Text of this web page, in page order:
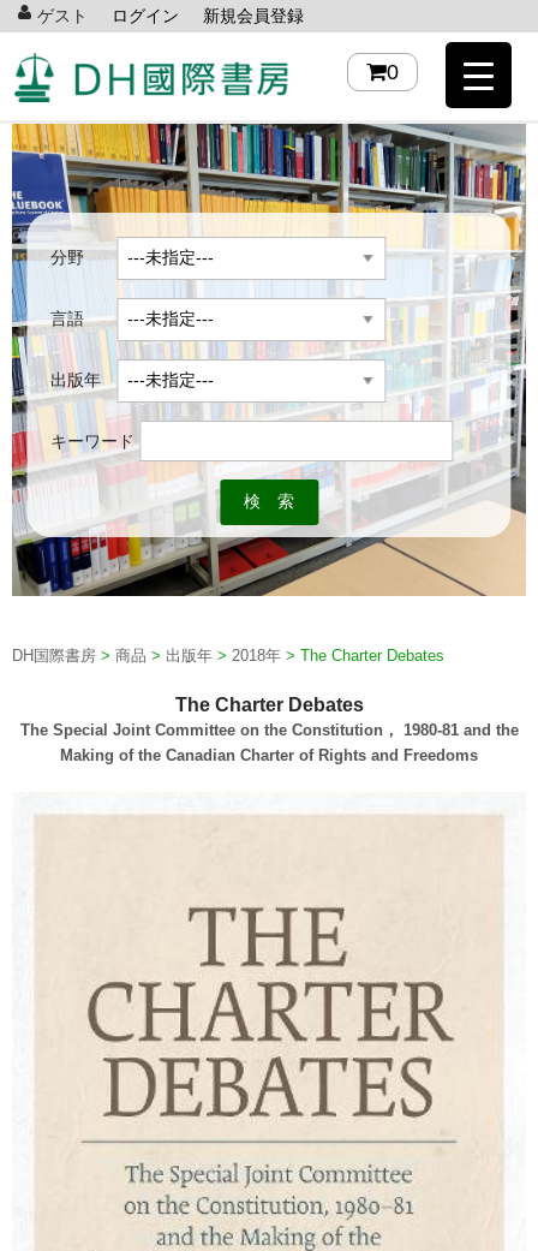
ゲスト ログイン 新規会員登録
0
分野
言語
出版年
キーワード
DH国際書房 > 商品 > 出版年 > 2018年 > The Charter Debates
The Charter Debates
The Special Joint Committee on the Constitution， 1980-81 and the
Making of the Canadian Charter of Rights and Freedoms